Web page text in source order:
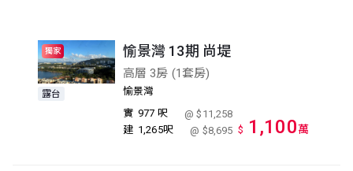
獨家
露台
愉景灣 13期 尚堤
高層 3房 (1套房)
愉景灣
實 977 呎
@ $11,258
建 1,265呎 @ $8,695 $ 1,100萬